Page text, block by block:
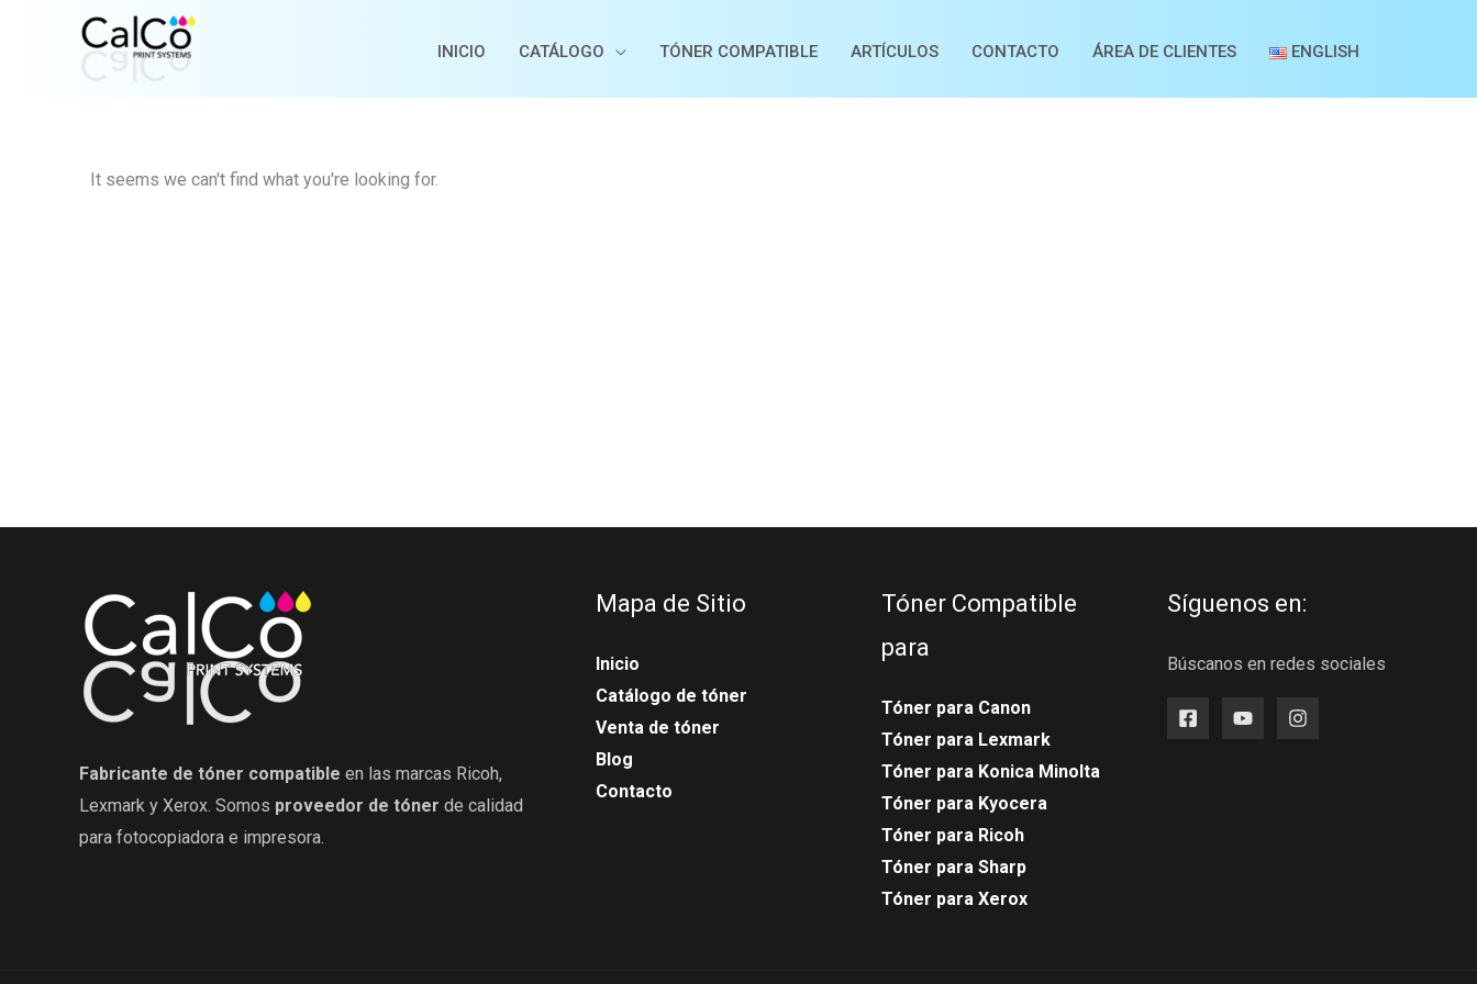
INICIO CATÁLOGO TÓNER COMPATIBLE ARTÍCULOS CONTACTO ÁREA DE CLIENTES ENGLISH
It seems we can't find what you're looking for.
Fabricante de tóner compatible en las marcas Ricoh,
Lexmark y Xerox. Somos proveedor de tóner de calidad
para fotocopiadora e impresora.
Mapa de Sitio
Inicio
Catálogo de tóner
Venta de tóner
Blog
Contacto
Tóner Compatible
para
Tóner para Canon
Tóner para Lexmark
Tóner para Konica Minolta
Tóner para Kyocera
Tóner para Ricoh
Tóner para Sharp
Tóner para Xerox
Síguenos en:
Búscanos en redes sociales